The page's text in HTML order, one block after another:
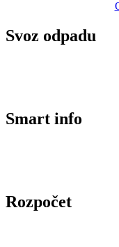
Svoz odpadu
Smart info
Rozpočet